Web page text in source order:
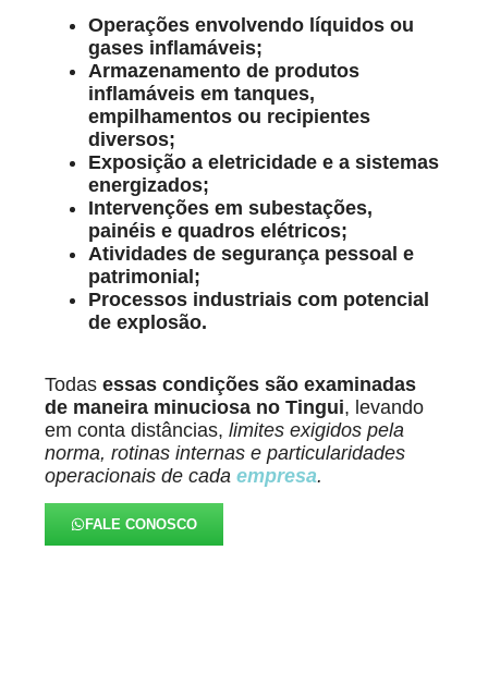
Operações envolvendo líquidos ou
gases inflamáveis;
Armazenamento de produtos
inflamáveis em tanques,
empilhamentos ou recipientes
diversos;
Exposição a eletricidade e a sistemas
energizados;
Intervenções em subestações,
painéis e quadros elétricos;
Atividades de segurança pessoal e
patrimonial;
Processos industriais com potencial
de explosão.
Todasessas condições são examinadas
de maneira minuciosa no Tingui, levando
em conta distâncias,limites exigidos pela
norma, rotinas internas e particularidades
operacionais de cadaempresa.
FALE CONOSCO